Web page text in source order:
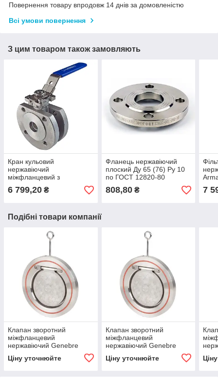
Повернення товару впродовж 14 днів за домовленістю
Всі умови повернення
З цим товаром також замовляють
Кран кульовий
нержавіючий
міжфланцевий з
площадкою Armaval DN
65
6 799,20 ₴
Фланець нержавіючий
плоский Ду 65 (76) Ру 10
по ГОСТ 12820-80
808,80₴ 7
Подібні товари компанії
Клапан зворотний
міжфланцевий
нержавіючий Genebre
Ціну уточнюйте
Клапан зворотний
міжфланцевий
нержавіючий Genebre
Ціну уточнюйте